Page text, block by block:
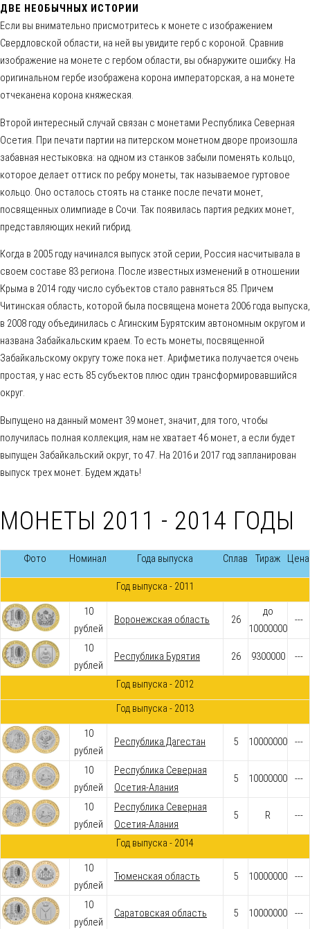
ДВЕ НЕОБЫЧНЫХ ИСТОРИИ
Если вы внимательно присмотритесь к монете с изображением
Свердловской области, на ней вы увидите герб с короной. Сравнив
изображение на монете с гербом области, вы обнаружите ошибку. На
оригинальном гербе изображена корона императорская, а на монете
отчеканена корона княжеская.
Второй интересный случай связан с монетами Республика Северная
Осетия. При печати партии на питерском монетном дворе произошла
забавная нестыковка: на одном из станков забыли поменять кольцо,
которое делает оттиск по ребру монеты, так называемое гуртовое
кольцо. Оно осталось стоять на станке после печати монет,
посвященных олимпиаде в Сочи. Так появилась партия редких монет,
представляющих некий гибрид.
Когда в 2005 году начинался выпуск этой серии, Россия насчитывала в
своем составе 83 региона. После известных изменений в отношении
Крыма в 2014 году число субъектов стало равняться 85. Причем
Читинская область, которой была посвящена монета 2006 года выпуска,
в 2008 году объединилась с Агинским Бурятским автономным округом и
названа Забайкальским краем. То есть монеты, посвященной
Забайкальскому округу тоже пока нет. Арифметика получается очень
простая, у нас есть 85 субъектов плюс один трансформировавшийся
округ.
Выпущено на данный момент 39 монет, значит, для того, чтобы
получилась полная коллекция, нам не хватает 46 монет, а если будет
выпущен Забайкальский округ, то 47. На 2016 и 2017 год запланирован
выпуск трех монет. Будем ждать!
МОНЕТЫ 2011 - 2014 ГОДЫ
Фото Номинал Года выпуска Сплав Тираж Цена
Год выпуска - 2011
10
рублей
Воронежская область 26
до
10000000
---
10
рублей
Республика Бурятия 26 9300000 ---
Год выпуска - 2012
Год выпуска - 2013
10
рублей
Республика Дагестан 5 10000000 ---
10
рублей
Республика Северная
Осетия-Алания
5 10000000 ---
10
рублей
Республика Северная
Осетия-Алания
5 R ---
Год выпуска - 2014
10
рублей
Тюменская область 5 10000000 ---
10
рублей
Саратовская область 5 10000000 ---